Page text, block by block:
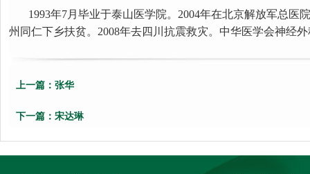
1993年7月毕业于泰山医学院。2004年在北京解放军总医
州同仁下乡扶贫。2008年去四川抗震救灾。中华医学会神经
上一篇： 张华
下一篇： 宋达琳